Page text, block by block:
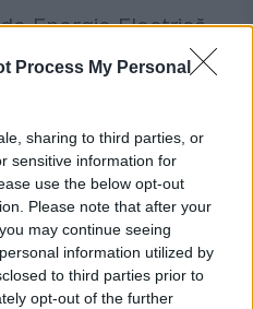
Process My Personal
sharing to third parties, or
sensitive information for
use the below opt-out
Please note that after your
may continue seeing
information utilized by
to third parties prior to
opt-out of the further
Energie Electrică
exprimă îngrijorarea
foarte mari ale
pe piața spot...